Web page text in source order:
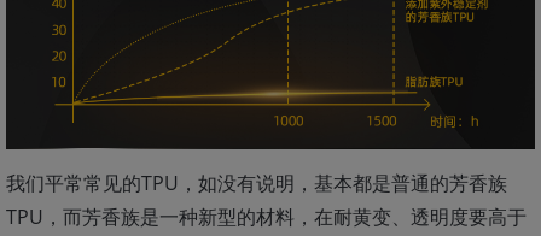
我们平常常见的TPU，如没有说明，基本都是普通的芳香族
TPU，而芳香族是一种新型的材料，在耐黄变、透明度要高于